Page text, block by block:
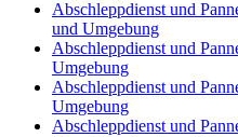
Abschleppdienst und
und Umgebung
Abschleppdienst und
Umgebung
Abschleppdienst und
Umgebung
Abschleppdienst und